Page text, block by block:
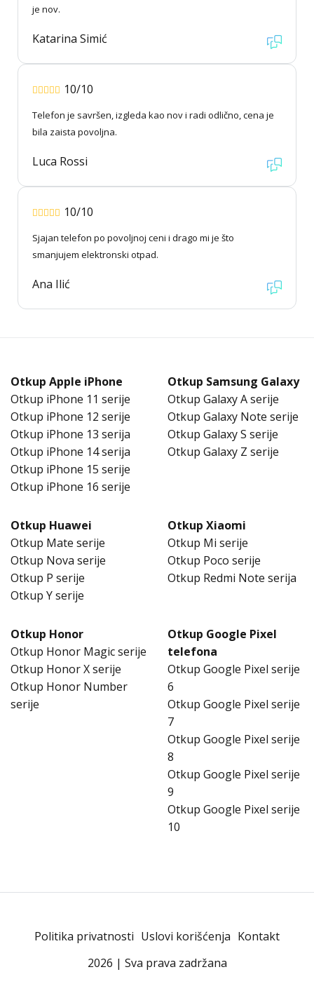
je nov.
Katarina Simić
10/10
Telefon je savršen, izgleda kao nov i radi odlično, cena je
bila zaista povoljna.
Luca Rossi
10/10
Sjajan telefon po povoljnoj ceni i drago mi je što
smanjujem elektronski otpad.
Ana Ilić
Otkup Apple iPhone
Otkup iPhone 11 serije
Otkup iPhone 12 serije
Otkup iPhone 13 serija
Otkup iPhone 14 serija
Otkup iPhone 15 serije
Otkup iPhone 16 serije
Otkup Samsung Galaxy
Otkup Galaxy A serije
Otkup Galaxy Note serije
Otkup Galaxy S serije
Otkup Galaxy Z serije
Otkup Huawei
Otkup Mate serije
Otkup Nova serije
Otkup P serije
Otkup Y serije
Otkup Xiaomi
Otkup Mi serije
Otkup Poco serije
Otkup Redmi Note serija
Otkup Honor
Otkup Honor Magic serije
Otkup Honor X serije
Otkup Honor Number
serije
Otkup Google Pixel
telefona
Otkup Google Pixel serije
6
Otkup Google Pixel serije
7
Otkup Google Pixel serije
8
Otkup Google Pixel serije
9
Otkup Google Pixel serije
10
Politika privatnosti Uslovi korišćenja Kontakt
2026 | Sva prava zadržana